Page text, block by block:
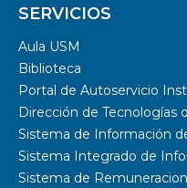
SERVICIOS
Aula USM
Biblioteca
Portal de Autoservicio
Dirección de Tecnologías
Sistema de Información
Sistema Integrado de
Sistema de